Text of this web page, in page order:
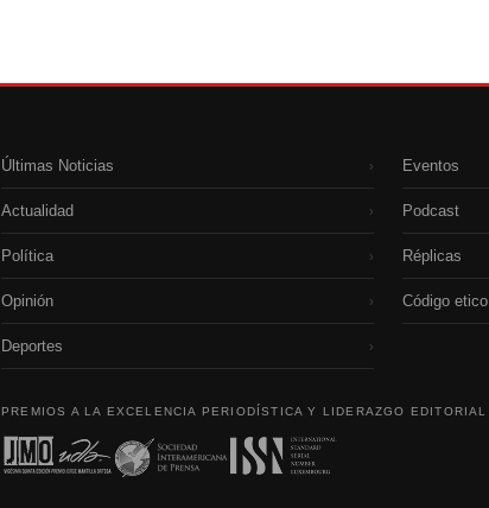
Últimas Noticias ›
Actualidad ›
Política ›
Opinión ›
Deportes ›
Eventos
Podcast
Réplicas
Código etico
PREMIOS A LA EXCELENCIA PERIODÍSTICA Y LIDERAZGO EDITORIAL